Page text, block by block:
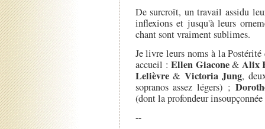
De surcroît, un travail assidu
inflexions et jusqu'à leurs
chant sont vraiment sublimes.
Je livre leurs noms à la
accueil :Ellen Giacone&Alix
Lelièvre& Victoria Jung,
sopranos assez légers) ;
(dont la profondeur
--